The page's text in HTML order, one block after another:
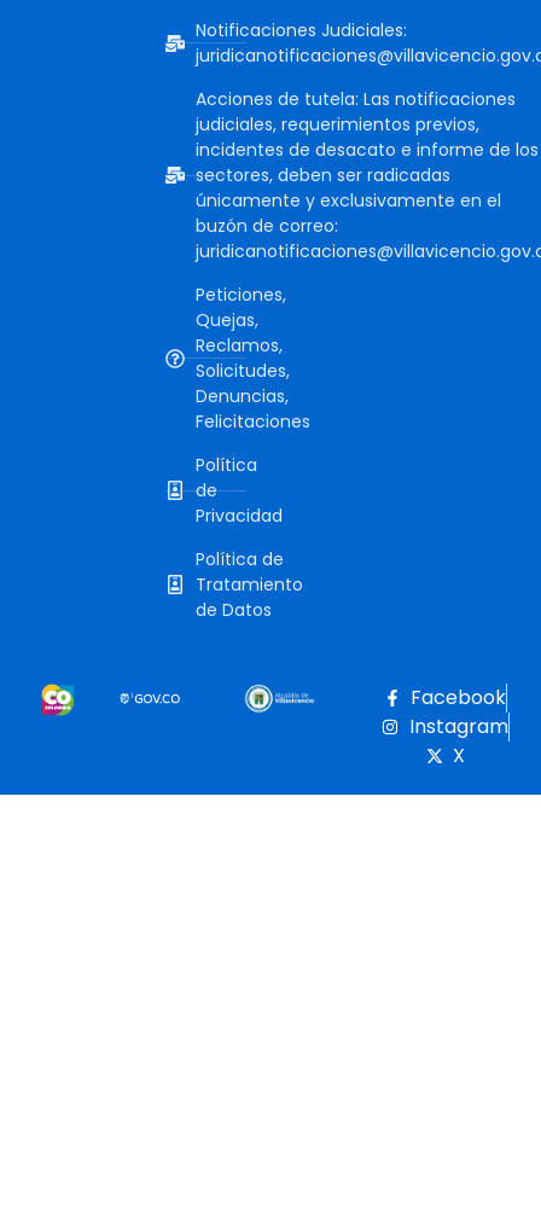
Notificaciones Judiciales:
Acciones de tutela: Las notificaciones
judiciales, requerimientos previos,
incidentes de desacato e informe de los
sectores, deben ser radicadas
únicamente y exclusivamente en el
buzón de correo:
Peticiones,
Quejas,
Reclamos,
Solicitudes,
Denuncias,
Felicitaciones
Política
de
Privacidad
Política de
Tratamiento
de Datos
Facebook
Instagram
X